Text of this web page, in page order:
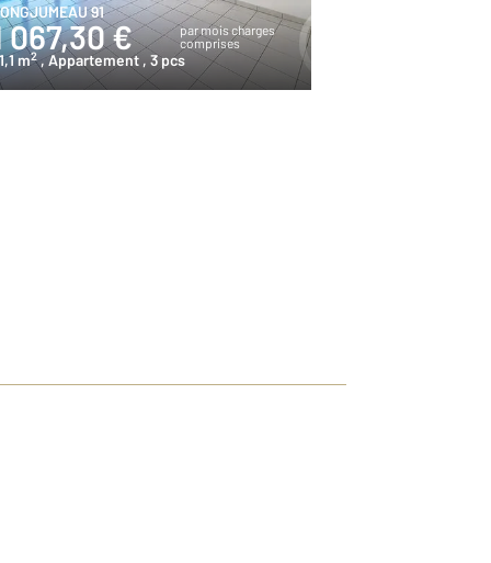
91
067,30 €
par mois charges
comprises
m2 , Appartement , 3 pcs